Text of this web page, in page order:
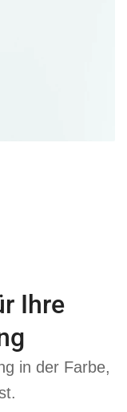
Ihre
in der Farbe,